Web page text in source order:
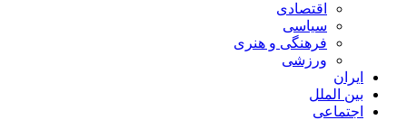
اقتصادی
سیاسی
فرهنگی و هنری
ورزشی
ایران
بین الملل
اجتماعی